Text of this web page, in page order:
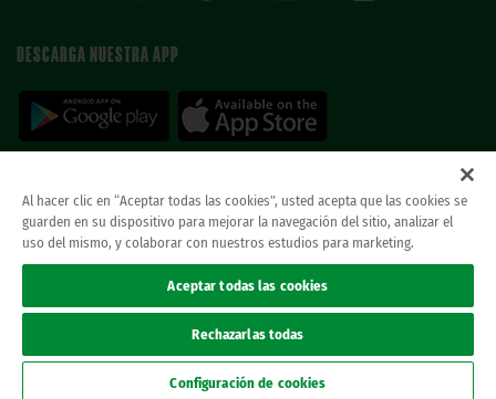
DESCARGA NUESTRA APP
© REAL BETIS BALOMPIE.esta página web es la única oficial del real betis balompie.
todos los derechos reservados.
Canal ético
Al hacer clic en “Aceptar todas las cookies”, usted acepta que las cookies se
guarden en su dispositivo para mejorar la navegación del sitio, analizar el
uso del mismo, y colaborar con nuestros estudios para marketing.
Aceptar todas las cookies
Rechazarlas todas
Configuración de cookies